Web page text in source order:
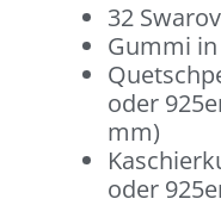
32
Gummi
oder
mm)
oder